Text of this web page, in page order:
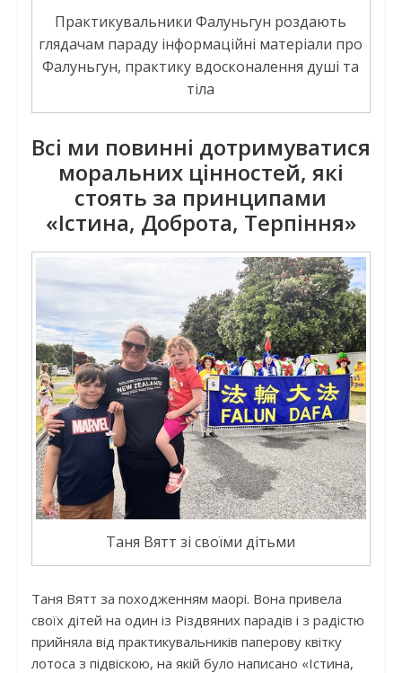
Практикувальники Фалуньгун роздають
глядачам параду інформаційні матеріали про
Фалуньгун, практику вдосконалення душі та
тіла
Всі ми повинні дотримуватися
моральних цінностей, які
стоять за принципами
«Істина, Доброта, Терпіння»
Таня Вятт зі своїми дітьми
Таня Вятт за походженням маорі. Вона привела
своїх дітей на один із Різдвяних парадів і з радістю
прийняла від практикувальників паперову квітку
лотоса з підвіскою, на якій було написано «Істина,